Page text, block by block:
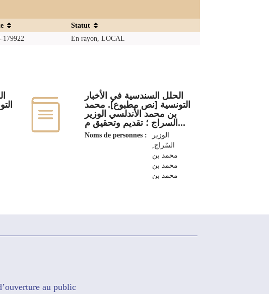
Statut
179922 En rayon, LOCAL
الحلل السندسية في الأخبار
التونسية [نص مطبوع]. محمد
بن محمد الأندلسي الوزير
السراج ؛ تقديم وتحقيق م...
Noms de personnes :
الوزير
السّراج,
محمد بن
محمد بن
محمد بن
للنشر، 1970
au public